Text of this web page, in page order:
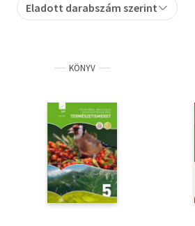
Szakkönyv
Tankönyv, segédkönyv
Társadalomtudomány
Természettudomány
Történelem
Eladott darabszám szerint
KÖNYV